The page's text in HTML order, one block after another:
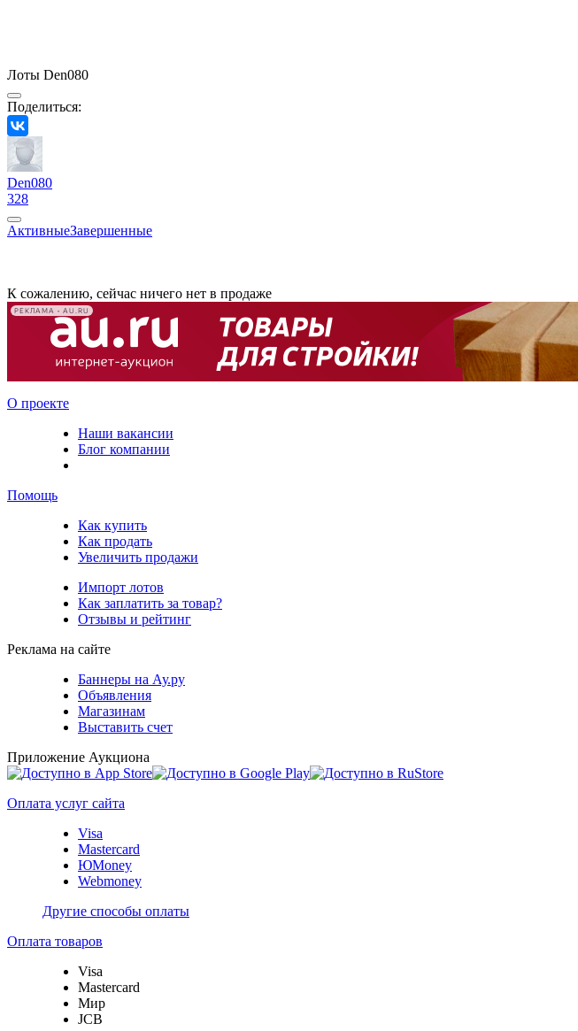
Лоты Den080
Поделиться:
Den080
328
АктивныеЗавершенные
К сожалению, сейчас ничего нет в продаже
РЕКЛАМА • AU.RU
О проекте
Наши вакансии
Блог компании
Помощь
Как купить
Как продать
Увеличить продажи
Импорт лотов
Как заплатить за товар?
Отзывы и рейтинг
Реклама на сайте
Баннеры на Ау.ру
Объявления
Магазинам
Выставить счет
Приложение Аукциона
Оплата услуг сайта
Visa
Mastercard
ЮMoney
Webmoney
Другие способы оплаты
Оплата товаров
Visa
Mastercard
Мир
JCB